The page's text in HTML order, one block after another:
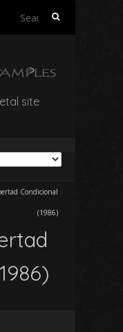
Search
site
Condicional
(1986)